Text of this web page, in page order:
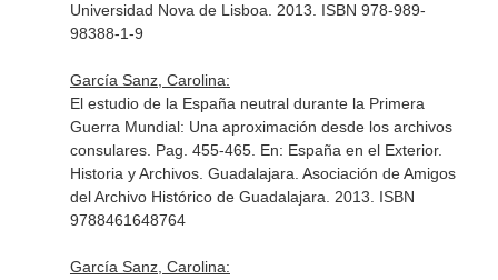
Universidad Nova de Lisboa. 2013. ISBN 978-989-
98388-1-9
García Sanz, Carolina:
El estudio de la España neutral durante la Primera
Guerra Mundial: Una aproximación desde los archivos
consulares. Pag. 455-465. En: España en el Exterior.
Historia y Archivos. Guadalajara. Asociación de Amigos
del Archivo Histórico de Guadalajara. 2013. ISBN
9788461648764
García Sanz, Carolina: